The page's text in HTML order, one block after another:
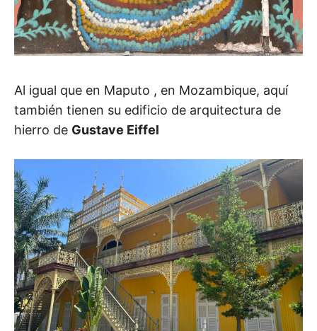
Al igual que en Maputo , en Mozambique, aquí
también tienen su edificio de arquitectura de
hierro de Gustave Eiffel